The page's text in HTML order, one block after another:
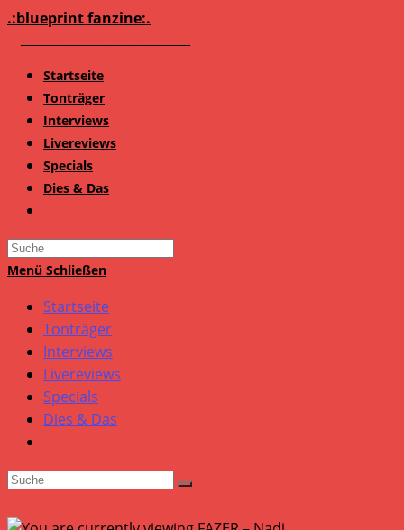
Zum
.:blueprint fanzine:.
Startseite
Tonträger
Interviews
Livereviews
Specials
Dies & Das
Search
this
Menü Schließen
Startseite
Tonträger
Interviews
Livereviews
Specials
Dies & Das